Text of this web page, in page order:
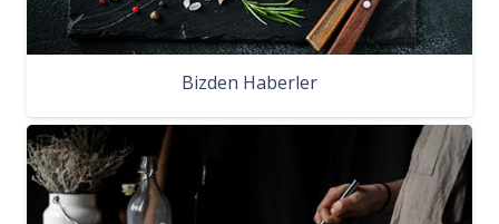
Bizden Haberler